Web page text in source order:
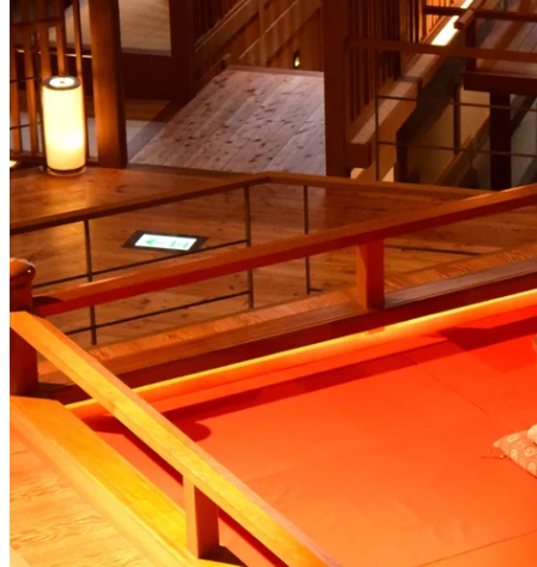
更令人不寒而慄嘅係每逢下午4點至6點，呢到都會舉行三味線
現場演奏